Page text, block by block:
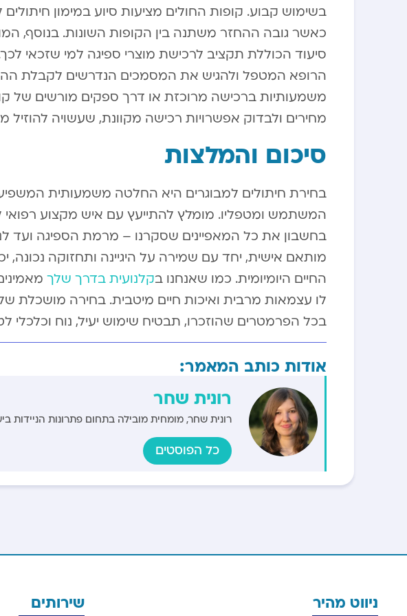
בשימוש קבוע. קופות החולים מציעות סיוע במימון
כאשר גובה ההחזר משתנה בין הקופות השונות. בנוסף,
סיעוד הכוללת תקציב לרכישת מוצרי ספיגה למי שזכאי
הרופא המטפל ולהגיש את המסמכים הנדרשים לקבלת
משמעותיות ברכישה מרוכזת או דרך ספקים מורשים של
מחירים ולבדוק אפשרויות רכישה מקוונת, שעשויה
סיכום והמלצות
בחירת חיתולים למבוגרים היא החלטה משמעותית
המשתמש ומטפליו. מומלץ להתייעץ עם איש מקצוע
בחשבון את כל המאפיינים שסקרנו – מרמת הספיגה ועד
מותאם אישית, יחד עם שמירה על היגיינה ותחזוקה
החיים היומיומית. כמו שאנחנו בקלנועית בדרך שלך
לו עצמאות מרבית ואיכות חיים מיטבית. בחירה מושכלת
בכל הפרמטרים שהוזכרו, תבטיח שימוש יעיל, נוח וכלכלי
אודות כותב המאמר:
רונית שחר
רונית שחר, מומחית מובילה בתחום פתרונות הניידות
כל הפוסטים
ניווט מהיר שירותים